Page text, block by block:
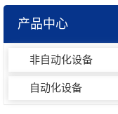
产品中心
非自动化设备
自动化设备